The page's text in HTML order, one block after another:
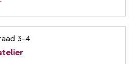
3-4